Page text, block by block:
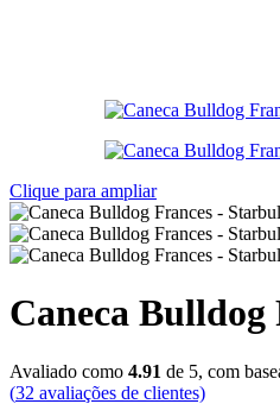
Clique para ampliar
Caneca
Avaliado como 4.91 de 5, com
(32 avaliações de clientes)